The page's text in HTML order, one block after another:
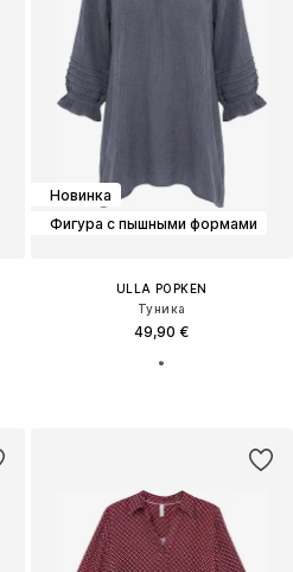
Новинка
Фигура с пышными формами
ULLA POPKEN
Туника
49,90 €